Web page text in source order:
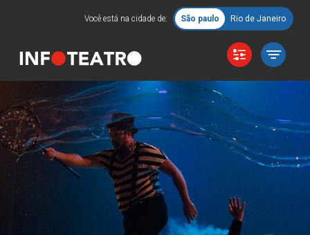
Você está na cidade de: São paulo Rio de Janeiro